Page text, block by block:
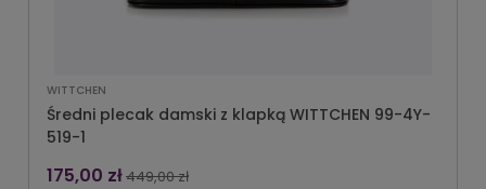
WITTCHEN
Średni plecak damski z klapką WITTCHEN 99-4Y-
519-1
175,00 zł449,00 zł